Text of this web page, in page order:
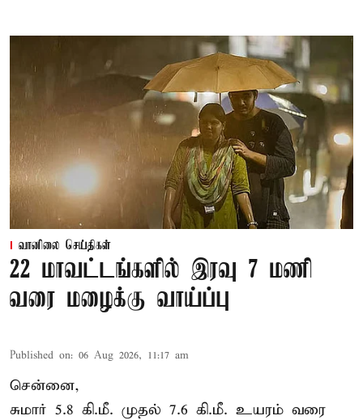
வானிலை செய்திகள்
22 மாவட்டங்களில் இரவு 7 மணி
வரை மழைக்கு வாய்ப்பு
Published on: 06 Aug 2026, 11:17 am
சென்னை,
சுமார் 5.8 கி.மீ. முதல் 7.6 கி.மீ. உயரம் வரை